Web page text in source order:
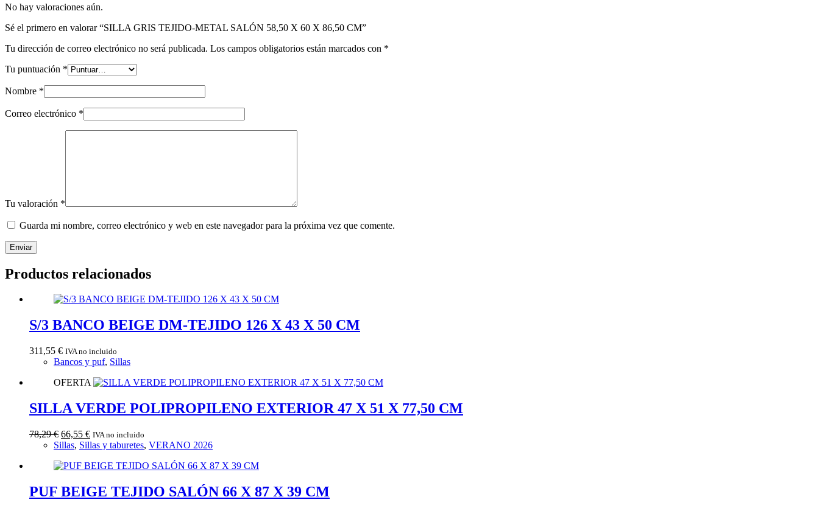
No hay valoraciones aún.
Sé el primero en valorar “SILLA GRIS TEJIDO-METAL SALÓN 58,50 X 60 X 86,50 CM”
Tu dirección de correo electrónico no será publicada. Los campos obligatorios están marcados con *
Tu puntuación *
Nombre *
Correo electrónico *
Tu valoración *
Guarda mi nombre, correo electrónico y web en este navegador para la próxima vez que comente.
Enviar
Productos relacionados
S/3 BANCO BEIGE DM-TEJIDO 126 X 43 X 50 CM
311,55 € IVA no incluido
Bancos y puf, Sillas
OFERTA
SILLA VERDE POLIPROPILENO EXTERIOR 47 X 51 X 77,50 CM
78,29€ El
precio
era:
66,55 €El
precio
es:
IVA no incluido
Sillas, Sillas y taburetes, VERANO 2026
PUF BEIGE TEJIDO SALÓN 66 X 87 X 39 CM